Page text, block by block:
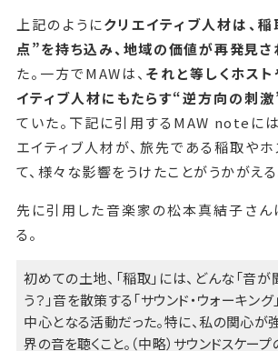
上記のようにクリエイティブ人材は、
点”を持ち込み、地域の価値が再発見
た。一方でMAWは、それと等しくホス
イティブ人材にもたらす“逆方向の刺
ていた。下記に引用するMAW noteに
エイティブ人材が、旅先である稲取や
て、様々な影響をうけたことがうかがえる
先に引用した音楽家の松本真結子さん
る。
初めての土地、「稲取」には、どんな「音が
う？」音を散策する「サウンド・ウォーキン
中心となる活動だった。特に、私の関心が
界の音を聴くこと。（中略）サウンドスケープ